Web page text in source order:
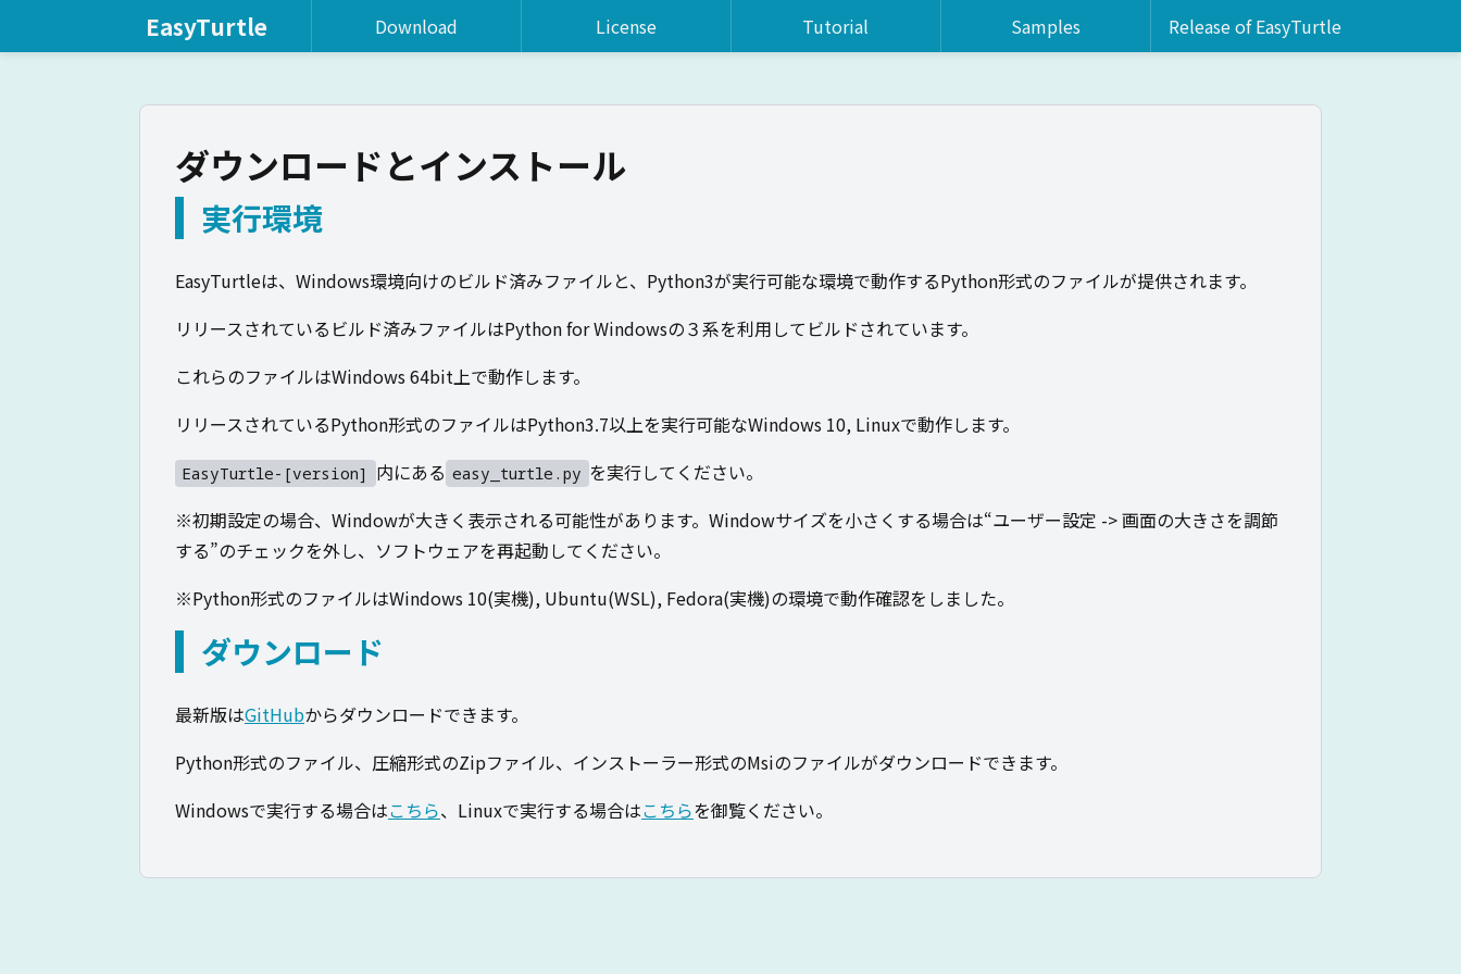
EasyTurtle Download License Tutorial Samples Release of EasyTurtle
ダウンロードとインストール
実行環境
EasyTurtleは、Windows環境向けのビルド済みファイルと、Python3が実行可能な環境で動作するPython形式のファイルが提供されます。
リリースされているビルド済みファイルはPython for Windowsの３系を利用してビルドされています。
これらのファイルはWindows 64bit上で動作します。
リリースされているPython形式のファイルはPython3.7以上を実行可能なWindows 10, Linuxで動作します。
EasyTurtle-[version] 内にある easy_turtle.py を実行してください。
※初期設定の場合、Windowが大きく表示される可能性があります。Windowサイズを小さくする場合は“ユーザー設定 -> 画面の大きさを調節
する”のチェックを外し、ソフトウェアを再起動してください。
※Python形式のファイルはWindows 10(実機), Ubuntu(WSL), Fedora(実機)の環境で動作確認をしました。
ダウンロード
最新版はGitHubからダウンロードできます。
Python形式のファイル、圧縮形式のZipファイル、インストーラー形式のMsiのファイルがダウンロードできます。
Windowsで実行する場合はこちら、Linuxで実行する場合はこちらを御覧ください。